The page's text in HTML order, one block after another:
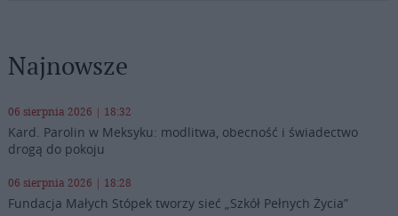
Najnowsze
06 sierpnia 2026 | 18:32
Kard. Parolin w Meksyku: modlitwa, obecność i świadectwo
drogą do pokoju
06 sierpnia 2026 | 18:28
Fundacja Małych Stópek tworzy sieć „Szkół Pełnych Życia”